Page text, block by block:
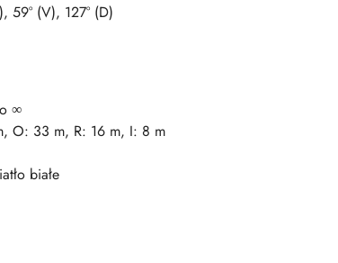
59° (V), 127° (D)
∞
O: 33 m, R: 16 m, I: 8 m
białe